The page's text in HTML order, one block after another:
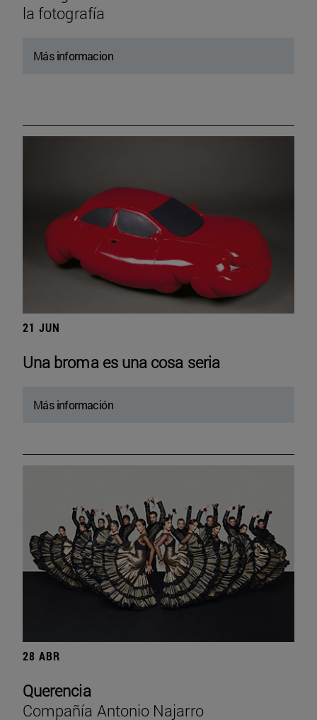
la fotografía
Más informacion
21 JUN
Una broma es una cosa seria
Más información
28 ABR
Querencia
Compañía Antonio Najarro